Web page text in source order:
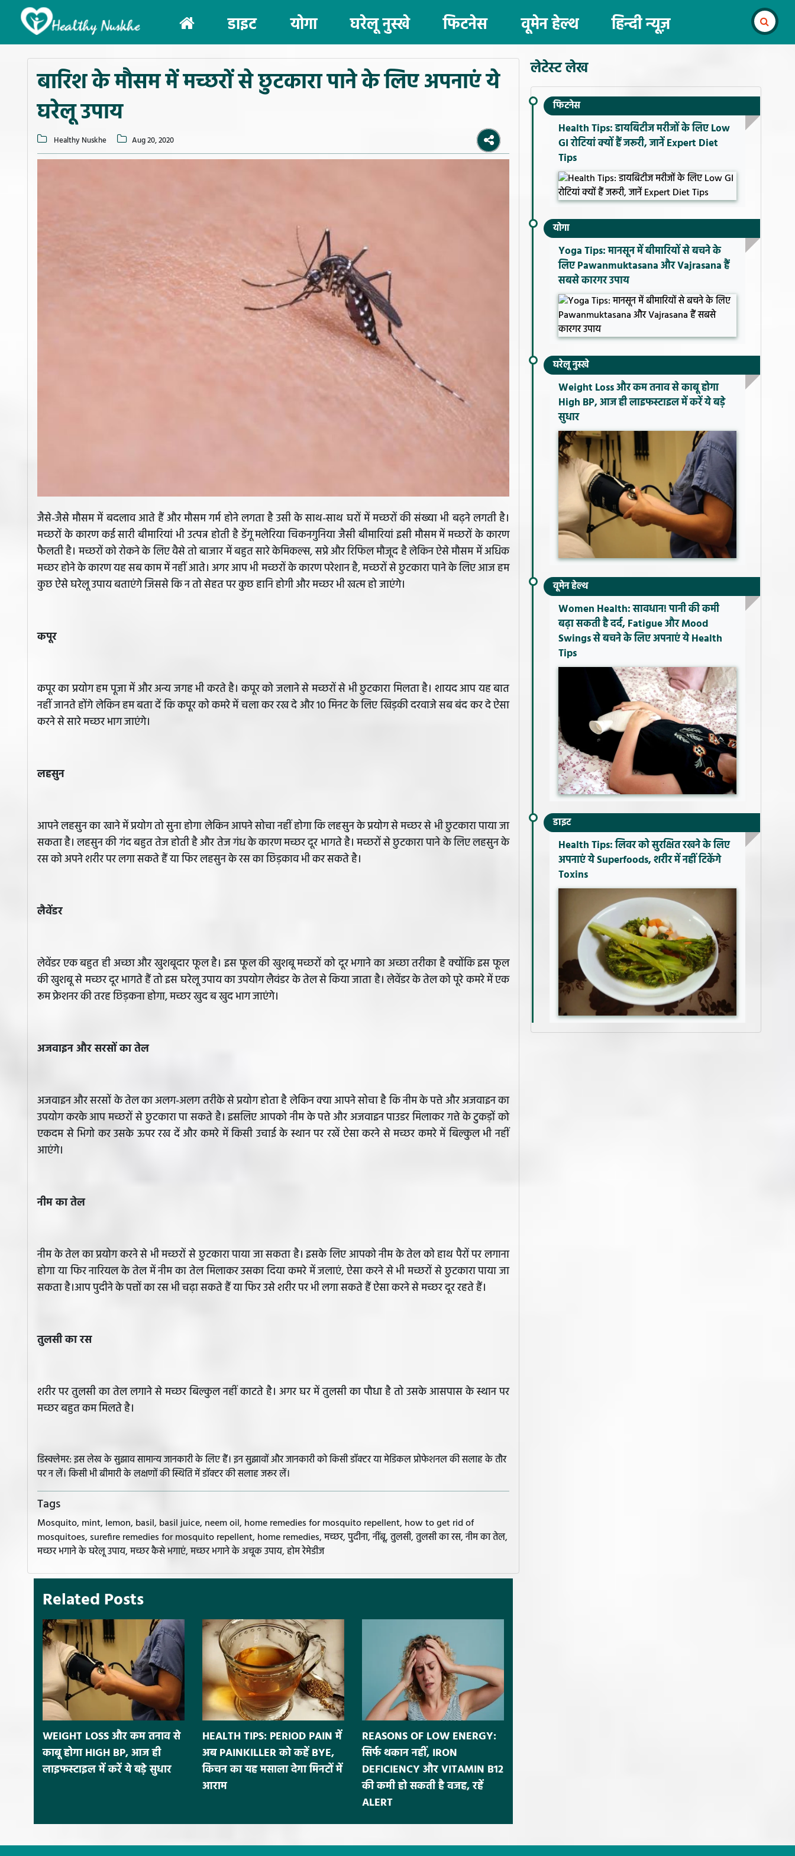
(current)
डाइट योगा घरेलू नुस्खे फिटनेस वूमेन हेल्थ हिन्दी न्यूज़
बारिश के मौसम में मच्छरों से छुटकारा पाने के लिए अपनाएं ये
घरेलू उपाय
Healthy Nuskhe Aug 20, 2020
जैसे-जैसे मौसम में बदलाव आते हैं और मौसम गर्म होने लगता है उसी के साथ-साथ घरों में मच्छरों की संख्या भी बढ़ने लगती है।
मच्छरों के कारण कई सारी बीमारियां भी उत्पन्न होती है डेंगू मलेरिया चिकनगुनिया जैसी बीमारियां इसी मौसम में मच्छरों के कारण
फैलती है। मच्छरों को रोकने के लिए वैसे तो बाजार में बहुत सारे केमिकल्स, सप्रे और रिफिल मौजूद है लेकिन ऐसे मौसम में अधिक
मच्छर होने के कारण यह सब काम में नहीं आते। अगर आप भी मच्छरों के कारण परेशान है, मच्छरों से छुटकारा पाने के लिए आज हम
कुछ ऐसे घरेलू उपाय बताएंगे जिससे कि न तो सेहत पर कुछ हानि होगी और मच्छर भी खत्म हो जाएंगे।
कपूर
कपूर का प्रयोग हम पूजा में और अन्य जगह भी करते है। कपूर को जलाने से मच्छरों से भी छुटकारा मिलता है। शायद आप यह बात
नहीं जानते होंगे लेकिन हम बता दें कि कपूर को कमरे में चला कर रख दे और 10 मिनट के लिए खिड़की दरवाजे सब बंद कर दे ऐसा
करने से सारे मच्छर भाग जाएंगे।
लहसुन
आपने लहसुन का खाने में प्रयोग तो सुना होगा लेकिन आपने सोचा नहीं होगा कि लहसुन के प्रयोग से मच्छर से भी छुटकारा पाया जा
सकता है। लहसुन की गंद बहुत तेज होती है और तेज गंध के कारण मच्छर दूर भागते है। मच्छरों से छुटकारा पाने के लिए लहसुन के
रस को अपने शरीर पर लगा सकते हैं या फिर लहसुन के रस का छिड़काव भी कर सकते है।
लैवेंडर
लेवेंडर एक बहुत ही अच्छा और खुशबूदार फूल है। इस फूल की खुशबू मच्छरों को दूर भगाने का अच्छा तरीका है क्योंकि इस फूल
की खुशबू से मच्छर दूर भागते हैं तो इस घरेलू उपाय का उपयोग लैवंडर के तेल से किया जाता है। लेवेंडर के तेल को पूरे कमरे में एक
रूम फ्रेशनर की तरह छिड़कना होगा, मच्छर खुद ब खुद भाग जाएंगे।
अजवाइन और सरसों का तेल
अजवाइन और सरसों के तेल का अलग-अलग तरीके से प्रयोग होता है लेकिन क्या आपने सोचा है कि नीम के पत्ते और अजवाइन का
उपयोग करके आप मच्छरों से छुटकारा पा सकते है। इसलिए आपको नीम के पत्ते और अजवाइन पाउडर मिलाकर गत्ते के टुकड़ों को
एकदम से भिगो कर उसके ऊपर रख दें और कमरे में किसी उचाई के स्थान पर रखें ऐसा करने से मच्छर कमरे में बिल्कुल भी नहीं
आएंगे।
नीम का तेल
नीम के तेल का प्रयोग करने से भी मच्छरों से छुटकारा पाया जा सकता है। इसके लिए आपको नीम के तेल को हाथ पैरों पर लगाना
होगा या फिर नारियल के तेल में नीम का तेल मिलाकर उसका दिया कमरे में जलाएं, ऐसा करने से भी मच्छरों से छुटकारा पाया जा
सकता है।आप पुदीने के पत्तों का रस भी चढ़ा सकते हैं या फिर उसे शरीर पर भी लगा सकते हैं ऐसा करने से मच्छर दूर रहते हैं।
तुलसी का रस
शरीर पर तुलसी का तेल लगाने से मच्छर बिल्कुल नहीं काटते है। अगर घर में तुलसी का पौधा है तो उसके आसपास के स्थान पर
मच्छर बहुत कम मिलते है।
डिस्क्लेमर: इस लेख के सुझाव सामान्य जानकारी के लिए हैं। इन सुझावों और जानकारी को किसी डॉक्टर या मेडिकल प्रोफेशनल की सलाह के तौर
पर न लें। किसी भी बीमारी के लक्षणों की स्थिति में डॉक्टर की सलाह जरूर लें।
Tags
Mosquito, mint, lemon, basil, basil juice, neem oil, home remedies for mosquito repellent, how to get rid of
mosquitoes, surefire remedies for mosquito repellent, home remedies, मच्छर, पुदीना, नींबू, तुलसी, तुलसी का रस, नीम का तेल,
मच्छर भगाने के घरेलू उपाय, मच्छर कैसे भगाएं, मच्छर भगाने के अचूक उपाय, होम रेमेडीज
Related Posts
WEIGHT LOSS और कम तनाव से
काबू होगा HIGH BP, आज ही
लाइफस्टाइल में करें ये बड़े सुधार
HEALTH TIPS: PERIOD PAIN में
अब PAINKILLER को कहें BYE,
किचन का यह मसाला देगा मिनटों में
आराम
REASONS OF LOW ENERGY:
सिर्फ थकान नहीं, IRON
DEFICIENCY और VITAMIN B12
की कमी हो सकती है वजह, रहें
ALERT
लेटेस्ट लेख
फिटनेस
Health Tips: डायबिटीज मरीजों के लिए Low
GI रोटियां क्यों हैं जरूरी, जानें Expert Diet
Tips
योगा
Yoga Tips: मानसून में बीमारियों से बचने के
लिए Pawanmuktasana और Vajrasana हैं
सबसे कारगर उपाय
घरेलू नुस्खे
Weight Loss और कम तनाव से काबू होगा
High BP, आज ही लाइफस्टाइल में करें ये बड़े
सुधार
वूमेन हेल्थ
Women Health: सावधान! पानी की कमी
बढ़ा सकती है दर्द, Fatigue और Mood
Swings से बचने के लिए अपनाएं ये Health
Tips
डाइट
Health Tips: लिवर को सुरक्षित रखने के लिए
अपनाएं ये Superfoods, शरीर में नहीं टिकेंगे
Toxins